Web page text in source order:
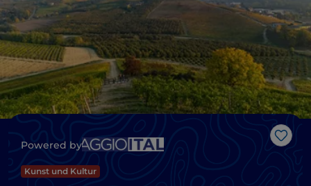
Like
Powered by
Kunst und Kultur